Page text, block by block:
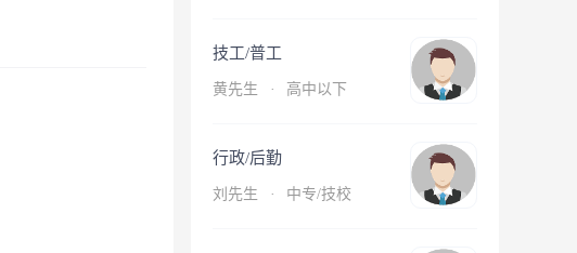
技工/普工
黄先生 · 高中以下
行政/后勤
刘先生 · 中专/技校